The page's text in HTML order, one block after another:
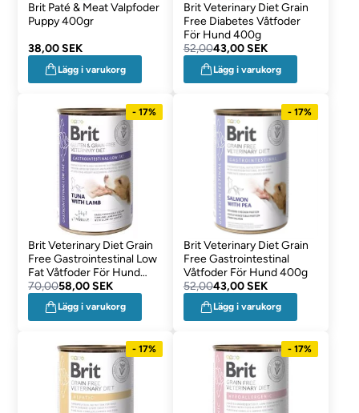
Brit Paté & Meat Valpfoder
Puppy 400gr
38,00 SEK
Lägg i varukorg
Brit Veterinary Diet Grain
Free Diabetes Våtfoder
För Hund 400g
52,0043,00 SEK
Lägg i varukorg
- 17%
Brit Veterinary Diet Grain
Free Gastrointestinal Low
Fat Våtfoder För Hund
400g
70,0058,00 SEK
Lägg i varukorg
- 17%
Brit Veterinary Diet Grain
Free Gastrointestinal
Våtfoder För Hund 400g
52,0043,00 SEK
Lägg i varukorg
- 17% - 17%